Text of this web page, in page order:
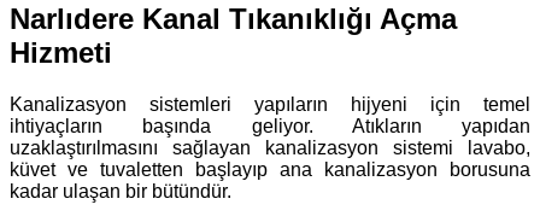
Narlıdere Kanal Tıkanıklığı Açma
Hizmeti
Kanalizasyon sistemleri yapıların hijyeni için temel
ihtiyaçların başında geliyor. Atıkların yapıdan
uzaklaştırılmasını sağlayan kanalizasyon sistemi lavabo,
küvet ve tuvaletten başlayıp ana kanalizasyon borusuna
kadar ulaşan bir bütündür.